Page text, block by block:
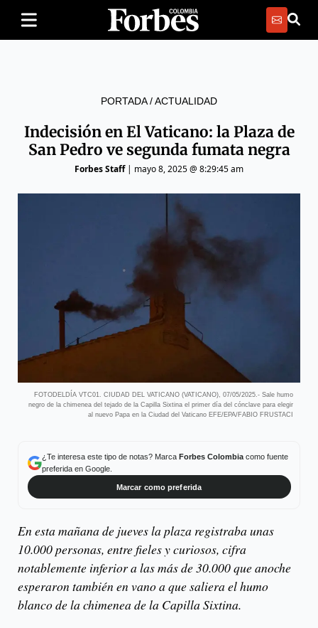
PORTADA/ACTUALIDAD
Indecisión en El Vaticano: la Plaza de
San Pedro ve segunda fumata negra
Forbes Staff| mayo 8, 2025 @ 8:29:45 am
FOTODELDÍA VTC01. CIUDAD DEL VATICANO (VATICANO), 07/05/2025.- Sale humo
negro de la chimenea del tejado de la Capilla Sixtina el primer día del cónclave para elegir
al nuevo Papa en la Ciudad del Vaticano EFE/EPA/FABIO FRUSTACI
¿Te interesa este tipo de notas? Marca Forbes Colombiacomo fuente
preferida en Google.
Marcar como preferida
En esta mañana de jueves la plaza registraba unas
10.000 personas, entre fieles y curiosos, cifra
notablemente inferior a las más de 30.000 que anoche
esperaron también en vano a que saliera el humo
blanco de la chimenea de la Capilla Sixtina.